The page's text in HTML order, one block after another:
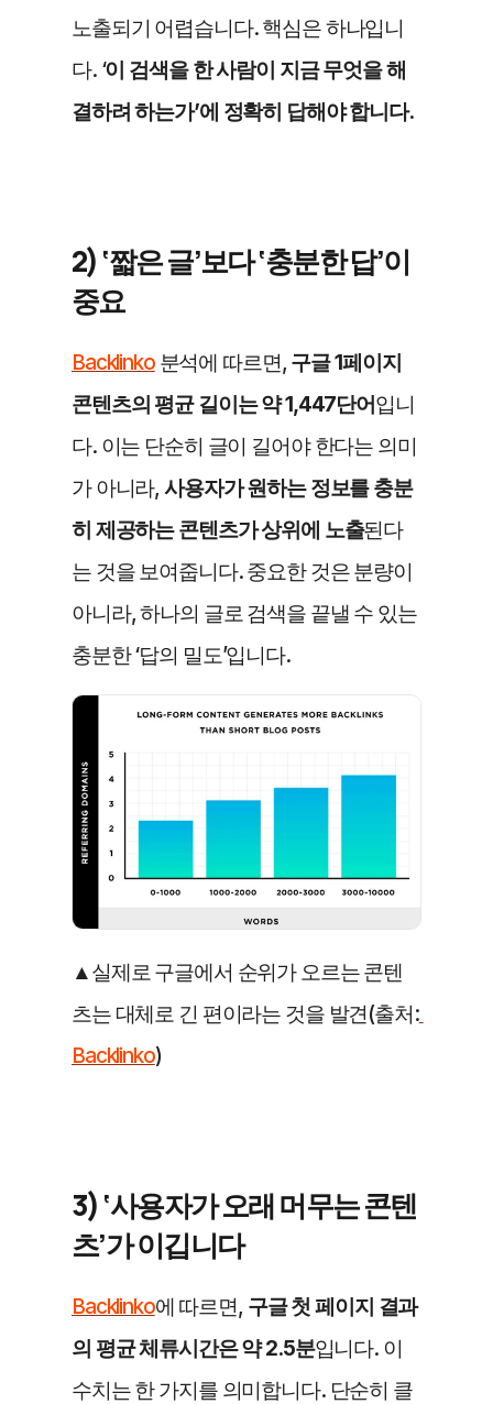
노출되기 어렵습니다. 핵심은 하나입니
다. ‘이 검색을 한 사람이 지금 무엇을 해
결하려 하는가’에 정확히 답해야 합니다.
2) ‘짧은 글’보다 ‘충분한 답’이
중요
Backlinko 분석에 따르면, 구글 1페이지
콘텐츠의 평균 길이는 약 1,447단어입니
다. 이는 단순히 글이 길어야 한다는 의미
가 아니라, 사용자가 원하는 정보를 충분
히 제공하는 콘텐츠가 상위에 노출된다
는 것을 보여줍니다. 중요한 것은 분량이
아니라, 하나의 글로 검색을 끝낼 수 있는
충분한 ‘답의 밀도’입니다.
▲실제로 구글에서 순위가 오르는 콘텐
츠는 대체로 긴 편이라는 것을 발견(출처:
Backlinko)
3) ‘사용자가 오래 머무는 콘텐
츠’가 이깁니다
Backlinko에 따르면, 구글 첫 페이지 결과
의 평균 체류시간은 약 2.5분입니다. 이
수치는 한 가지를 의미합니다. 단순히 클